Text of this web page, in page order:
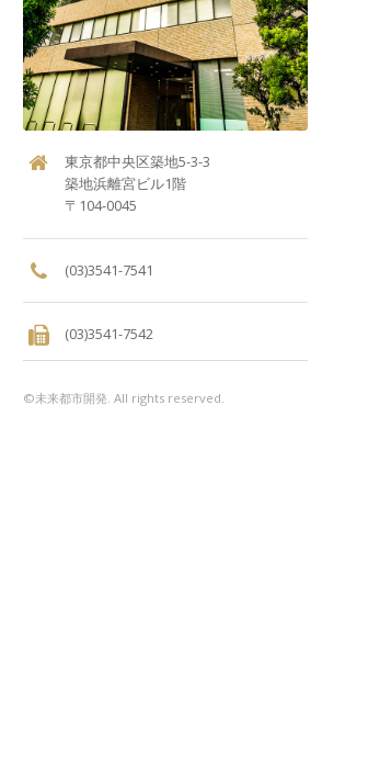
東京都中央区築地5-3-3
築地浜離宮ビル1階
〒104-0045
(03)3541-7541
(03)3541-7542
©未来都市開発. All rights reserved.